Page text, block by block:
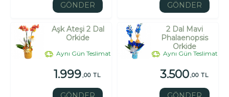
GÖNDER GÖNDER
Aşk Ateşi 2 Dal
Orkide
Aynı Gün Teslimat
1.999,00 TL
2 Dal Mavi
Phalaenopsis
Orkide
Aynı Gün Teslimat
3.500,00 TL